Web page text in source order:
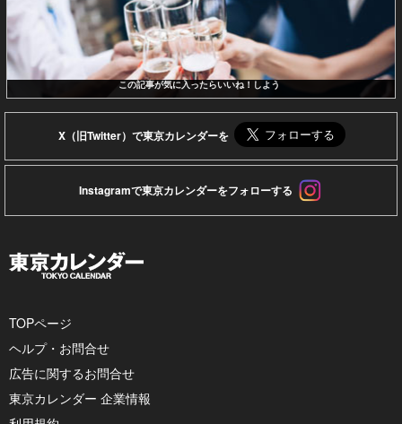
この記事が気に入ったらいいね！しよう
X（旧Twitter）で東京カレンダーを
Instagramで東京カレンダーをフォローする
TOPページ
ヘルプ・お問合せ
広告に関するお問合せ
東京カレンダー 企業情報